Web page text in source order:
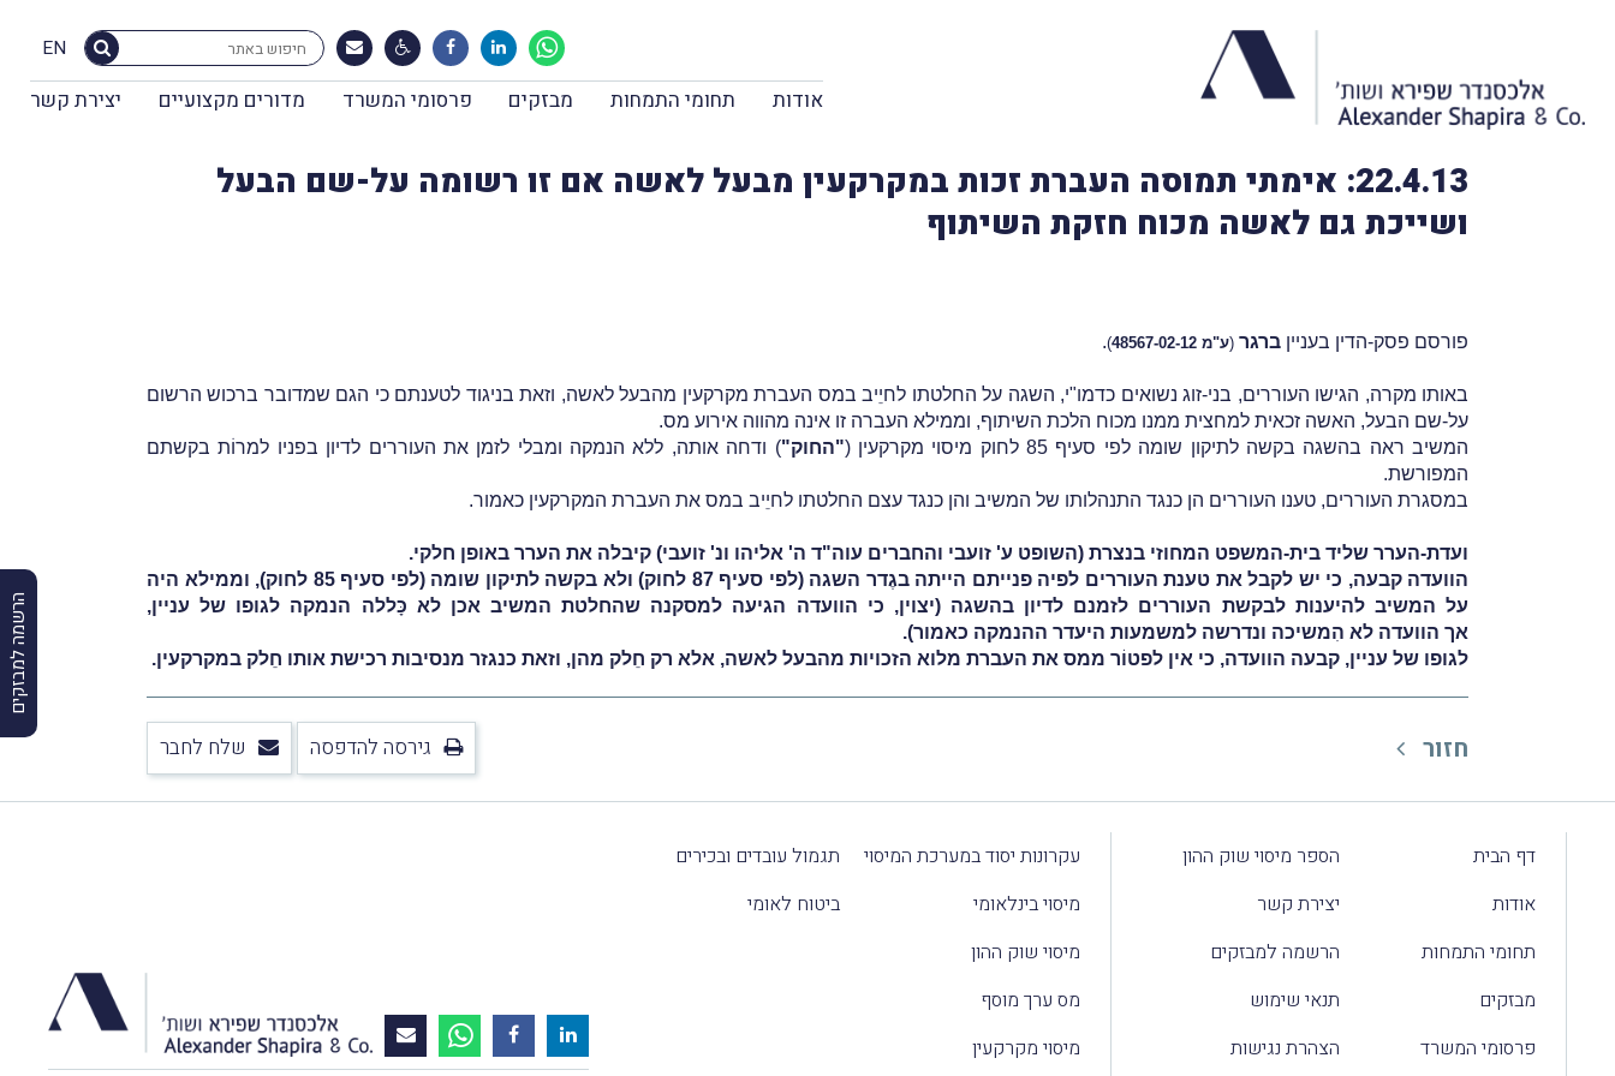
EN
אודות תחומי התמחות מבזקים פרסומי המשרד מדורים מקצועיים יצירת קשר
הרשמה למבזקים
22.4.13: אימתי תמוסה העברת זכות במקרקעין מבעל לאשה אם זו רשומה על-שם הבעל
ושייכת גם לאשה מכוח חזקת השיתוף
פורסם פסק-הדין בעניין ברגר (ע"מ 48567-02-12 )
.
באותו מקרה, הגישו העוררים, בני-זוג נשואים כדמו"י, השגה על החלטתו לחיֵיב במס העברת מקרקעין מהבעל לאשה, וזאת בניגוד לטענתם כי הגם שמדובר ברכוש הרשום
על-שם הבעל, האשה זכאית למחצית ממנו מכוח הלכת השיתוף, וממילא העברה זו אינה מהווה אירוע מס.
המשיב ראה בהשגה בקשה לתיקון שומה לפי סעיף 85 לחוק מיסוי מקרקעין (
"החוק") ודחה אותה, ללא הנמקה ומבלי לזמן את העוררים לדיון בפניו למרוֹת בקשתם
המפורשת.
במסגרת העוררים, טענו העוררים הן כנגד התנהלותו של המשיב והן כנגד עצם החלטתו לחיֵיב במס את העברת המקרקעין כאמור.
ועדת-הערר שליד בית-המשפט המחוזי בנצרת (השופט ע' זועבי והחברים עוה"ד ה' אליהו ונ' זועבי) קיבלה את הערר באופן חלקי.
הוועדה קבעה, כי יש לקבל את טענת העוררים לפיה פנייתם הייתה בגֶדר השגה (לפי סעיף 87 לחוק) ולא בקשה לתיקון שומה (לפי סעיף 85 לחוק), וממילא היה
על המשיב להיענות לבקשת העוררים לזמנם לדיון בהשגה (יצוין, כי הוועדה הגיעה למסקנה שהחלטת המשיב אכן לא כָּללה הנמקה לגופו של עניין,
אך הוועדה לא הִמשיכה ונדרשה למשמעות היעדר ההנמקה כאמור).
לגופו של עניין, קבעה הוועדה, כי אין לפטוֹר ממס את העברת מלוא הזכויות מהבעל לאשה, אלא רק חֵלק מהן, וזאת כנגזר מנסיבות רכישת אותו חֵלק במקרקעין.
חזור גירסה להדפסה שלח לחבר
דף הבית
אודות
תחומי התמחות
מבזקים
פרסומי המשרד
הספר מיסוי שוק ההון
יצירת קשר
הרשמה למבזקים
תנאי שימוש
הצהרת נגישות
עקרונות יסוד במערכת המיסוי
מיסוי בינלאומי
מיסוי שוק ההון
מס ערך מוסף
מיסוי מקרקעין
תגמול עובדים ובכירים
ביטוח לאומי